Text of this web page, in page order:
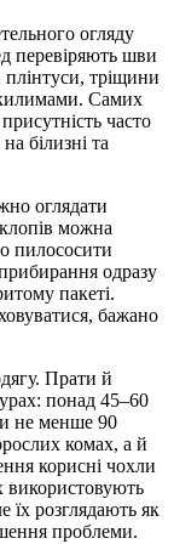
огляду
перевіряють шви
тріщини
Самих
часто
білизні та
оглядати
можна
пилососити
одразу
пакеті.
бажано
Прати й
понад 45–60
не менше 90
комах, а й
корисні чохли
їх розглядають як
проблеми.